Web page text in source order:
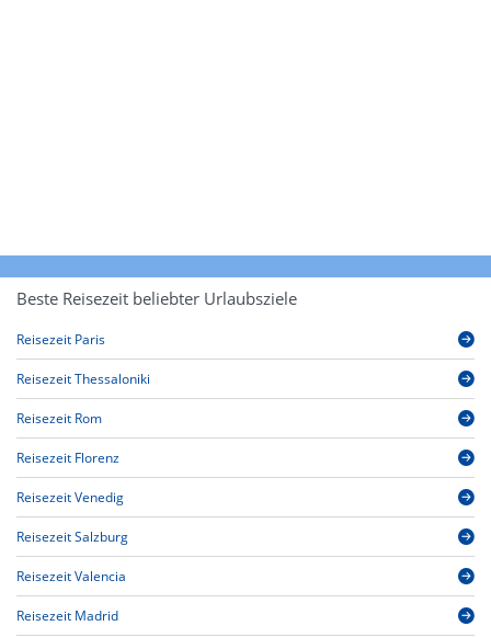
Beste Reisezeit beliebter Urlaubsziele
Reisezeit Paris
Reisezeit Thessaloniki
Reisezeit Rom
Reisezeit Florenz
Reisezeit Venedig
Reisezeit Salzburg
Reisezeit Valencia
Reisezeit Madrid